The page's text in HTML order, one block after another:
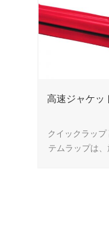
高速ジャケッ
クイックラッ
テムラップは